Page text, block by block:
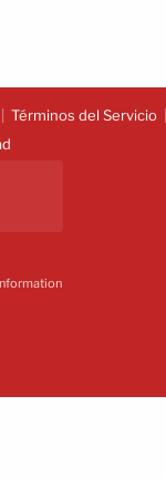
Términos del Servicio